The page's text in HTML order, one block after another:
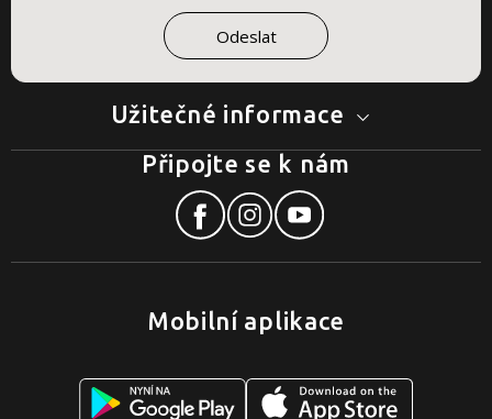
Užitečné informace
Mobilní aplikace
Připojte se k nám